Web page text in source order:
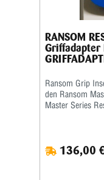
RANSOM
Griffadapter
Ransom Grip
den Ransom
Master Series
ermöglichen eine
Aufnahme der
136,00